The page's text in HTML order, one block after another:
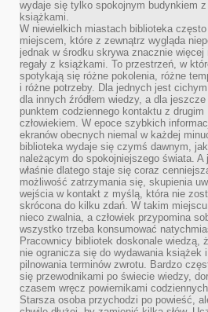
wydaje się tylko spokojnym budynkiem z
książkami.
W niewielkich miastach biblioteka
miejscem, które z zewnątrz wygląda
jednak w środku skrywa znacznie
regały z książkami. To przestrzeń, w
spotykają się różne pokolenia, różne
i różne potrzeby. Dla jednych jest
dla innych źródłem wiedzy, a dla
punktem codziennego kontaktu z drugim
człowiekiem. W epoce szybkich
ekranów obecnych niemal w każdej
biblioteka wydaje się czymś dawnym,
należącym do spokojniejszego świata. A
właśnie dlatego staje się coraz
możliwość zatrzymania się, skupienia
wejścia w kontakt z myślą, która nie
skrócona do kilku zdań. W takim
nieco zwalnia, a człowiek przypomina
wszystko trzeba konsumować
Pracownicy bibliotek doskonale wiedzą,
nie ogranicza się do wydawania książek i
pilnowania terminów zwrotu. Bardzo
się przewodnikami po świecie wiedzy,
czasem wręcz powiernikami
Starsza osoba przychodzi po powieść,